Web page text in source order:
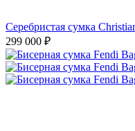
Серебристая сумка
299 000 ₽